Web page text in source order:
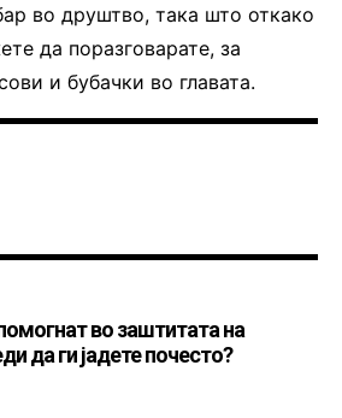
во друштво, така што откако
да поразговарате, за
и бубачки во главата.
во заштитата на
да ги јадете почесто?